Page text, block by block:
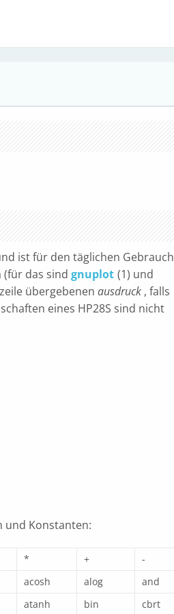
ist für den täglichen Gebrauch
das sind gnuplot (1) und
übergebenen ausdruck , falls
eines HP28S sind nicht
und Konstanten:
* +
-
acosh alog
and
atanh bin cbrt